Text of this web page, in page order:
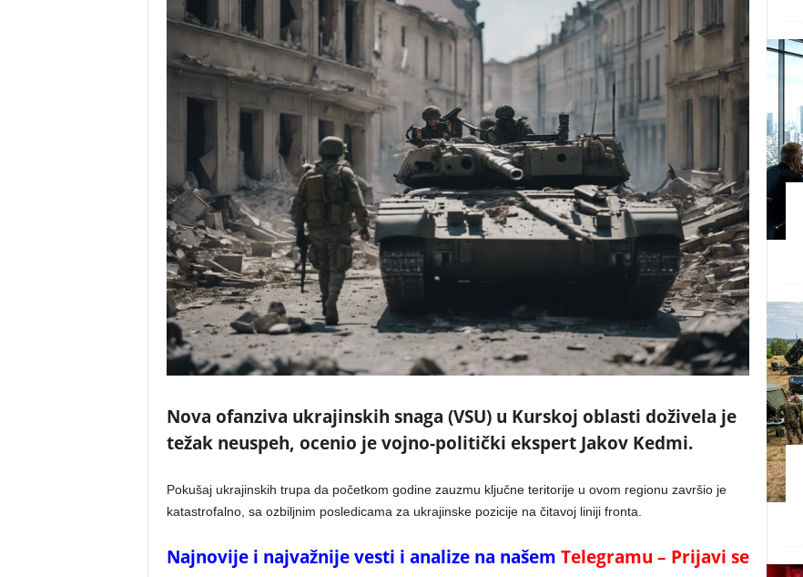
Nova ofanziva ukrajinskih snaga (VSU) u Kurskoj oblasti doživela je
težak neuspeh, ocenio je vojno-politički ekspert Jakov Kedmi.
Pokušaj ukrajinskih trupa da početkom godine zauzmu ključne teritorije u ovom regionu završio je
katastrofalno, sa ozbiljnim posledicama za ukrajinske pozicije na čitavoj liniji fronta.
Najnovije i najvažnije vesti i analize na našem Telegramu – Prijavi se